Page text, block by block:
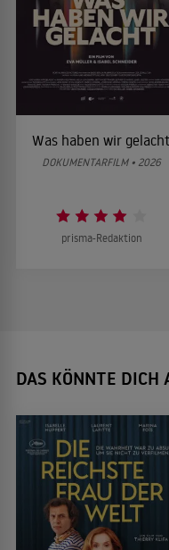
Was haben wir gelacht
DOKUMENTARFILM • 2026
prisma-Redaktion
DAS KÖNNTE DICH